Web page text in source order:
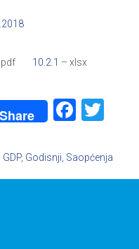
pdf 10.2.1 – xlsx
Share
GDP, Godisnji Saopćenja